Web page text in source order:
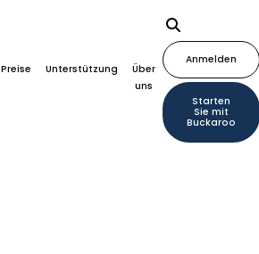
Preise Unterstützung
Über
uns
Anmelden
Starten
Sie mit
Buckaroo